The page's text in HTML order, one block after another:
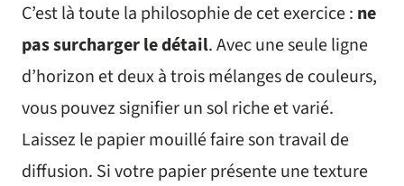
C’est là toute la philosophie de cet exercice : ne
pas surcharger le détail. Avec une seule ligne
d’horizon et deux à trois mélanges de couleurs,
vous pouvez signifier un sol riche et varié.
Laissez le papier mouillé faire son travail de
diffusion. Si votre papier présente une texture